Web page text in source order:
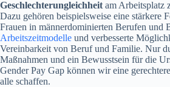
Geschlechterungleichheit am Arbeitsplatz
Dazu gehören beispielsweise eine stärkere
Frauen in männerdominierten Berufen und
Arbeitszeitmodelle und verbesserte
Vereinbarkeit von Beruf und Familie. Nur
Maßnahmen und ein Bewusstsein für die
Gender Pay Gap können wir eine
alle schaffen.